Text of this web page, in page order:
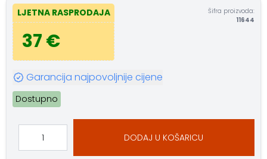
LJETNA RASPRODAJA
37 €
Šifra proizvoda:
11644
Garancija najpovoljnije cijene
Dostupno
DODAJ U KOŠARICU